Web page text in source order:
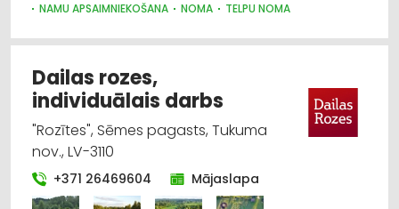
NAMU APSAIMNIEKOŠANA
NOMA TELPU NOMA
Dailas rozes,
individuālais darbs
"Rozītes", Sēmes pagasts, Tukuma
nov., LV-3110
+371 26469604 Mājaslapa